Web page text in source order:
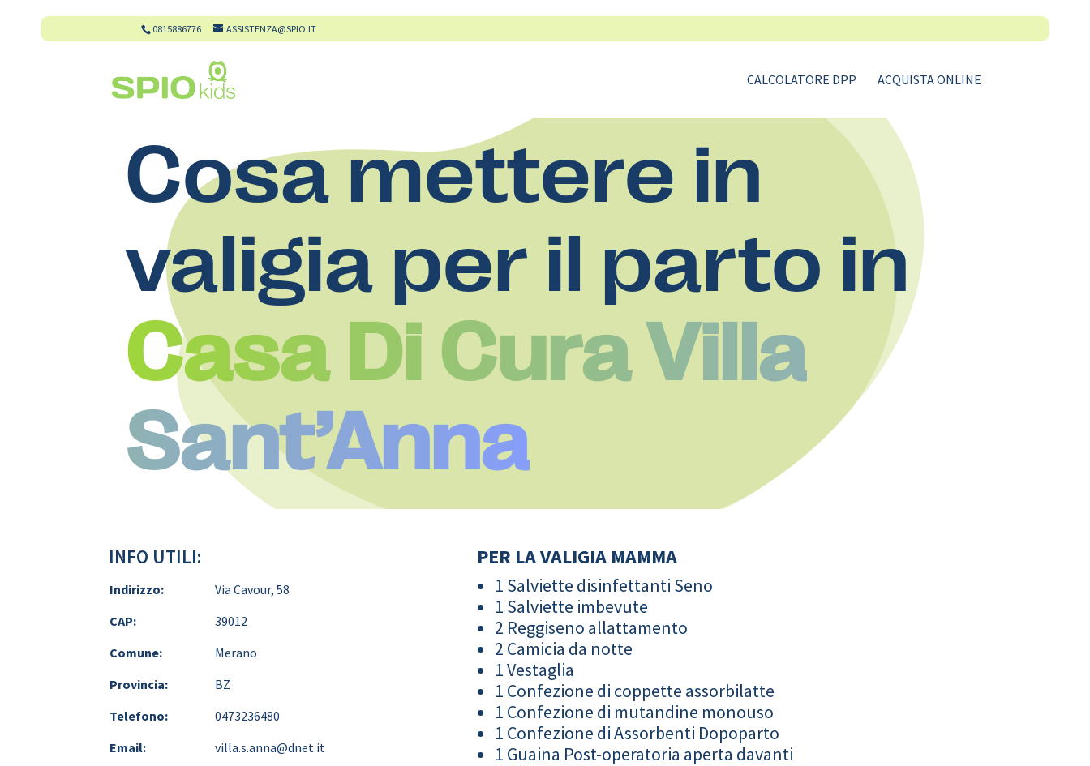
0815886776 ASSISTENZA@SPIO.IT
CALCOLATORE DPP ACQUISTA ONLINE
Cosa mettere in
valigia per il parto in
Casa Di Cura Villa
Sant’Anna
INFO UTILI:
Indirizzo:
Via Cavour, 58
CAP:
39012
Comune:
Merano
Provincia:
BZ
Telefono:
0473236480
Email:
villa.s.anna@dnet.it
PER LA VALIGIA MAMMA
1 Salviette disinfettanti Seno
1 Salviette imbevute
2 Reggiseno allattamento
2 Camicia da notte
1 Vestaglia
1 Confezione di coppette assorbilatte
1 Confezione di mutandine monouso
1 Confezione di Assorbenti Dopoparto
1 Guaina Post-operatoria aperta davanti